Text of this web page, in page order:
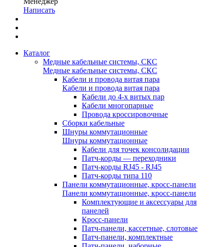
Написать
Каталог
Медные кабельные системы, СКС
Медные кабельные системы, СКС
Кабели и провода витая пара
Кабели и провода витая пара
Кабели до 4-х витых пар
Кабели многопарные
Провода кроссировочные
Сборки кабельные
Шнуры коммутационные
Шнуры коммутационные
Кабели для точек консолидации
Патч-корды — переходники
Патч-корды RJ45 - RJ45
Патч-корды типа 110
Панели коммутационные, кросс-панели
Панели коммутационные, кросс-панели
Комплектующие и аксессуары для
панелей
Кросс-панели
Патч-панели, кассетные, слотовые
Патч-панели, комплектные